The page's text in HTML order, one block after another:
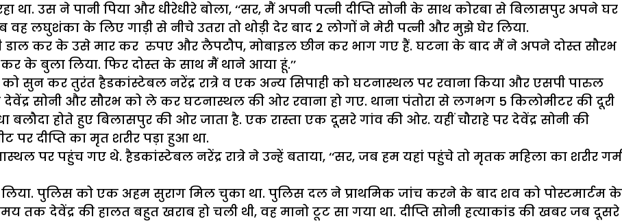
उस ने पानी पिया और धीरेधीरे बोला, ‘‘सर, मैं अपनी पत्नी दीप्ति सोनी के साथ कोरबा से बिलासपुर अपने घर
लघुशंका के लिए गाड़ी से नीचे उतरा तो थोड़ी देर बाद 2 लोगों ने मेरी पत्नी और मुझे घेर लिया.
डाल कर के उसे मार कर रुपए और लैपटौप, मोबाइल छीन कर भाग गए हैं. घटना के बाद मैं ने अपने दोस्त सौरभ
के बुला लिया. फिर दोस्त के साथ मैं थाने आया हूं.’’
सुन कर तुरंत हैडकांस्टेबल नरेंद्र रात्रे व एक अन्य सिपाही को घटनास्थल पर रवाना किया और एसपी पारुल
सोनी और सौरभ को ले कर घटनास्थल की ओर रवाना हो गए. थाना पंतोरा से लगभग 5 किलोमीटर की दूरी
होते हुए बिलासपुर की ओर जाता है. एक रास्ता एक दूसरे गांव की ओर. यहीं चौराहे पर देवेंद्र सोनी की
पर दीप्ति का मृत शरीर पड़ा हुआ था.
पर पहुंच गए थे. हैडकांस्टेबल नरेंद्र रात्रे ने उन्हें बताया, ‘‘सर, जब हम यहां पहुंचे तो मृतक महिला का शरीर गर्म
लिया. पुलिस को एक अहम सुराग मिल चुका था. पुलिस दल ने प्राथमिक जांच करने के बाद शव को पोस्टमार्टम के
तक देवेंद्र की हालत बहुत खराब हो चली थी, वह मानो टूट सा गया था. दीप्ति सोनी हत्याकांड की खबर जब दूसरे